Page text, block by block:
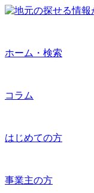
ホーム・検索
コラム
はじめての方
事業主の方